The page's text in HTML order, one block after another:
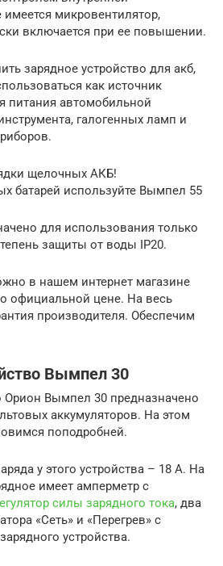
имеется микровентилятор,
включается при ее повышении.
зарядное устройство для акб,
как источник
питания автомобильной
галогенных ламп и
щелочных АКБ!
батарей используйте Вымпел 55
для использования только
защиты от воды IP20.
в нашем интернет магазине
официальной цене. На весь
производителя. Обеспечим
Вымпел 30
Орион Вымпел 30 предназначено
аккумуляторов. На этом
поподробней.
у этого устройства – 18 А. На
имеет амперметр с
силы зарядного тока, два
«Сеть» и «Перегрев» с
устройства.